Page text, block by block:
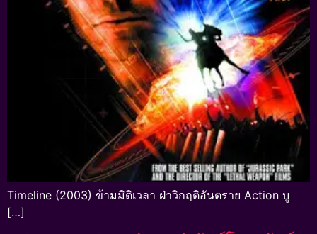
Timeline (2003) ข้ามมิติเวลา ฝ่าวิกฤติอันตราย Action บู
[…]